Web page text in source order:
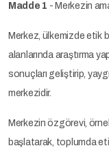
Madde 1 - Merkezin
Merkez, ülkemizde etik
alanlarında araştırma
sonuçları geliştirip,
merkezidir.
Merkezin özgörevi,
başlatarak, toplumda